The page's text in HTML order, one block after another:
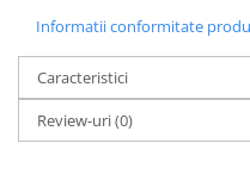
Realitatea Augmentata
Religie pentru copii
ScienceConnection
TP ROLL
Informatii conformitate
Caracteristici
Review-uri(0)